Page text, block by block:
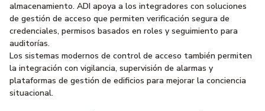
almacenamiento. ADI apoya a los integradores con soluciones
de gestión de acceso que permiten verificación segura de
credenciales, permisos basados en roles y seguimiento para
auditorías.
Los sistemas modernos de control de acceso también permiten
la integración con vigilancia, supervisión de alarmas y
plataformas de gestión de edificios para mejorar la conciencia
situacional.